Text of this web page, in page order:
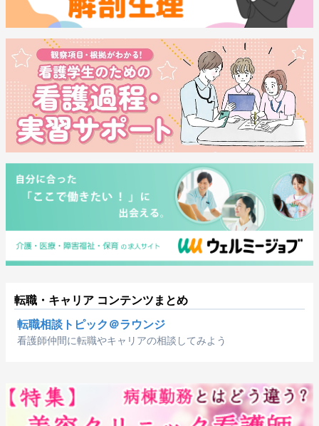
転職・キャリア コンテンツまとめ
転職相談トピック＠ラウンジ
看護師仲間に転職やキャリアの相談してみよう